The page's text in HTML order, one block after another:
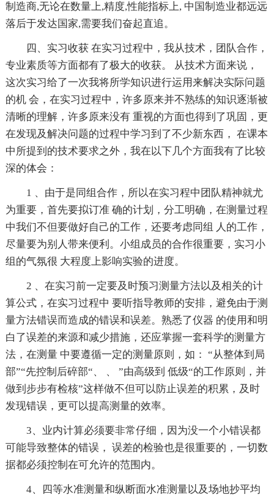
制造商,无论在数量上,精度,性能指标上, 中国制造业都远远
落后于发达国家,需要我们奋起直追。
四、实习收获 在实习过程中，我从技术，团队合作，
专业素质等方面都有了极大的收获。 从技术方面来说，
这次实习给了一次我将所学知识进行运用来解决实际问题
的机 会，在实习过程中，许多原来并不熟练的知识逐渐被
清晰的理解，许多原来没有 重视的方面也得到了巩固，更
在发现及解决问题的过程中学习到了不少新东西， 在课本
中所提到的技术要求之外，我在以下几个方面我有了比较
深的体会：
1 、由于是同组合作，所以在实习程中团队精神就尤
为重要，首先要拟订准 确的计划，分工明确，在测量过程
中我们不但要做好自己的工作，还要考虑同组 人的工作，
尽量要为别人带来便利。小组成员的合作很重要，实习小
组的气氛很 大程度上影响实验的进度。
2 、在实习前一定要及时预习测量方法以及相关的计
算公式，在实习过程中 要听指导教师的安排，避免由于测
量方法错误而造成的错误和误差。熟悉了仪器 的使用和明
白了误差的来源和减少措施，还应掌握一套科学的测量方
法，在测量 中要遵循一定的测量原则，如： “从整体到局
部”“先控制后碎部“、 、 ”由高级到 低级“的工作原则，并
做到步步有检核”这样做不但可以防止误差的积累，及时
发现错误，更可以提高测量的效率。
3、业内计算必须要非常仔细，因为没一个小错误都
可能导致整体的错误， 误差的检验也是很重要的，一切数
据都必须控制在可允许的范围内。
4、四等水准测量和纵断面水准测量以及场地抄平均